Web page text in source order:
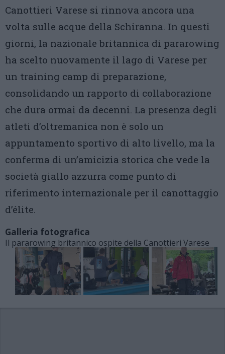
Canottieri Varese si rinnova ancora una
volta sulle acque della Schiranna. In questi
giorni, la nazionale britannica di pararowing
ha scelto nuovamente il lago di Varese per
un training camp di preparazione,
consolidando un rapporto di collaborazione
che dura ormai da decenni. La presenza degli
atleti d’oltremanica non è solo un
appuntamento sportivo di alto livello, ma la
conferma di un’amicizia storica che vede la
società giallo azzurra come punto di
riferimento internazionale per il canottaggio
d’élite.
Galleria fotografica
Il pararowing britannico ospite della Canottieri Varese